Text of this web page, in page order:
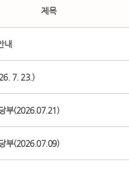
제목
내
7. 23.)
부(2026.07.21)
부(2026.07.09)